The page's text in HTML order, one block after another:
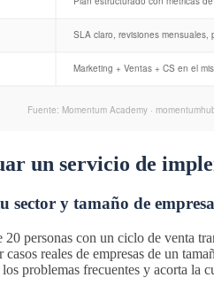
un servicio de
sector y tamaño de empresa
personas con un ciclo de venta
reales de empresas de un
problemas frecuentes y acorta la